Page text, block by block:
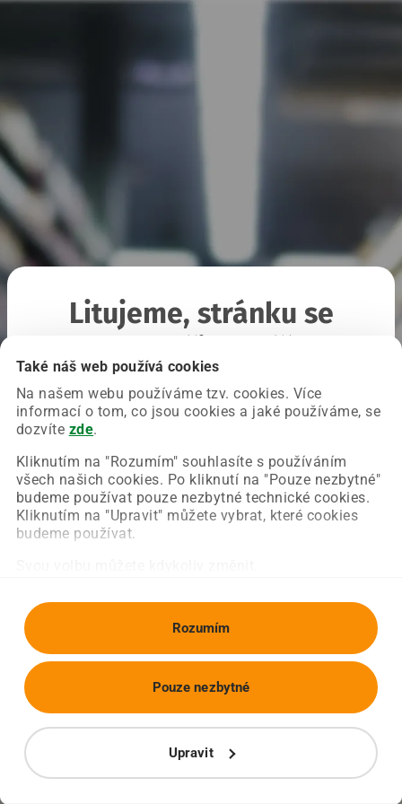
Také náš web používá cookies
Na našem webu používáme tzv. cookies. Více
informací o tom, co jsou cookies a jaké používáme, se
dozvíte zde.
Kliknutím na "Rozumím" souhlasíte s používáním
všech našich cookies. Po kliknutí na "Pouze nezbytné"
budeme používat pouze nezbytné technické cookies.
Kliknutím na "Upravit" můžete vybrat, které cookies
budeme používat.
Rozumím
Upravit
Pouze nezbytné
Litujeme, stránku se
Chyba nastala na naší straně a už ji opravujeme.
Zkuste prosím znovu načíst požadovanou stránku.
Obnovit stránku Úvodní strana